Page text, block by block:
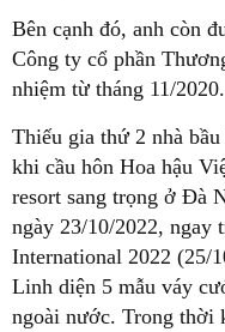
Bên cạnh đó, anh còn
Công ty cổ phần
nhiệm từ tháng 11/2020.
Thiếu gia thứ 2 nhà
khi cầu hôn Hoa hậu
resort sang trọng ở Đà
ngày 23/10/2022, ngay
International 2022 (25/
Linh diện 5 mẫu váy
ngoài nước. Trong thời